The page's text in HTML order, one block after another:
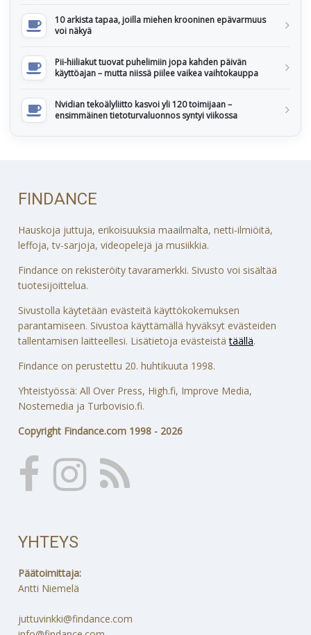
10 arkista tapaa, joilla miehen krooninen epävarmuus
voi näkyä
Pii-hiiliakut tuovat puhelimiin jopa kahden päivän
käyttöajan – mutta niissä piilee vaikea vaihtokauppa
Nvidian tekoälyliitto kasvoi yli 120 toimijaan –
ensimmäinen tietoturvaluonnos syntyi viikossa
FINDANCE
Hauskoja juttuja, erikoisuuksia maailmalta, netti-ilmiöitä,
leffoja, tv-sarjoja, videopelejä ja musiikkia.
Findance on rekisteröity tavaramerkki. Sivusto voi sisältää
tuotesijoittelua.
Sivustolla käytetään evästeitä käyttökokemuksen
parantamiseen. Sivustoa käyttämällä hyväksyt evästeiden
tallentamisen laitteellesi. Lisätietoja evästeistätäällä.
Findance on perustettu 20. huhtikuuta 1998.
Yhteistyössä: All Over Press, High.fi, Improve Media,
Nostemedia ja Turbovisio.fi.
Copyright Findance.com 1998 - 2026
YHTEYS
Päätoimittaja:
Antti Niemelä
juttuvinkki@findance.com